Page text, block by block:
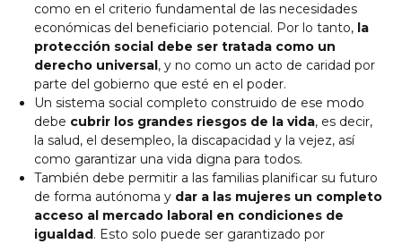
como en el criterio fundamental de las necesidades
económicas del beneficiario potencial. Por lo tanto, la
protección social debe ser tratada como un
derecho universal, y no como un acto de caridad por
parte del gobierno que esté en el poder.
Un sistema social completo construido de ese modo
debe cubrir los grandes riesgos de la vida, es decir,
la salud, el desempleo, la discapacidad y la vejez, así
como garantizar una vida digna para todos.
También debe permitir a las familias planificar su futuro
de forma autónoma y dar a las mujeres un completo
acceso al mercado laboral en condiciones de
igualdad. Esto solo puede ser garantizado por